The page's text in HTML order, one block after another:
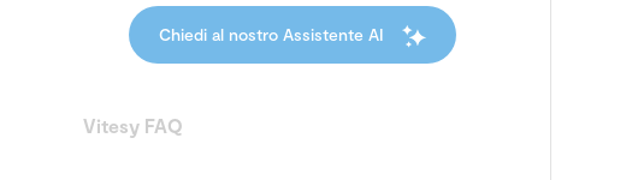
Chiedi al nostro Assistente AI
Vitesy FAQ